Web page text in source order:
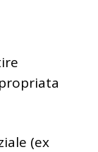
(ex